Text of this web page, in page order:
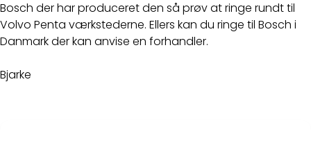
Bosch der har produceret den så prøv at ringe rundt til
Volvo Penta værkstederne. Ellers kan du ringe til Bosch i
Danmark der kan anvise en forhandler.
Bjarke